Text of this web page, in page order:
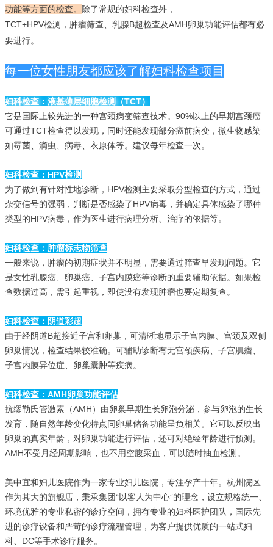
功能等方面的检查。
除了常规的妇科检查外，
TCT+HPV检测，肿瘤筛查、乳腺B超检查及AMH卵巢功能评估都有必
要进行。
每一位女性朋友都应该了解妇科检查项目
妇科检查：液基薄层细胞检测（TCT）
它是国际上较先进的一种宫颈病变筛查技术。90%以上的早期宫颈癌
可通过TCT检查得以发现， 同时还能发现部分癌前病变，微生物感染
如霉菌、 滴虫、 病毒、衣原体等。建议每年检查一次。
妇科检查：HPV检测
为了做到有针对性地诊断，HPV检测主要采取分型检查的方式，通过
杂交信号的强弱，判断是否感染了HPV病毒，并确定具体感染了哪种
类型的HPV病毒，作为医生进行病理分析、治疗的依据等。
妇科检查：肿瘤标志物筛查
一般来说，肿瘤的初期症状并不明显，需要通过筛查早发现问题。它
是女性乳腺癌、卵巢癌、子宫内膜癌等诊断的重要辅助依据。如果检
查数据过高，需引起重视，即使没有发现肿瘤也要定期复查。
妇科检查：阴道彩超
由于经阴道B超接近子宫和卵巢，可清晰地显示子宫内膜、宫颈及双侧
卵巢情况，检查结果较准确。可辅助诊断有无宫颈疾病、子宫肌瘤、
子宫内膜异位症、卵巢囊肿等疾病。
妇科检查： AMH卵巢功能评估
抗缪勒氏管激素（AMH）由卵巢早期生长卵泡分泌，参与卵泡的生长
发育，随自然年龄变化特点同卵巢储备功能呈负相关。它可以反映出
卵巢的真实年龄，对卵巢功能进行评估，还可对绝经年龄进行预测。
AMH不受月经周期影响，也不用空腹采血，可以随时抽血检测。
美中宜和妇儿医院作为一家专业妇儿医院，专注孕产十年。杭州院区
作为其大的旗舰店，秉承集团“以客人为中心”的理念，设立规格统一、
环境优雅的专业私密的诊疗空间，拥有专业的妇科医护团队，国际先
进的诊疗设备和严苛的诊疗流程管理，为客户提供优质的一站式妇
科、DC等手术诊疗服务。